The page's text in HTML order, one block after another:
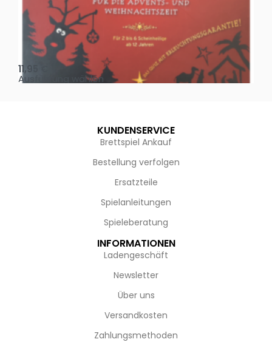
Oh, heilige Nacht!
11,95
Ausführung wählen
KUNDENSERVICE
Brettspiel Ankauf
Bestellung verfolgen
Ersatzteile
Spielanleitungen
Spieleberatung
INFORMATIONEN
Ladengeschäft
Newsletter
Über uns
Versandkosten
Zahlungsmethoden